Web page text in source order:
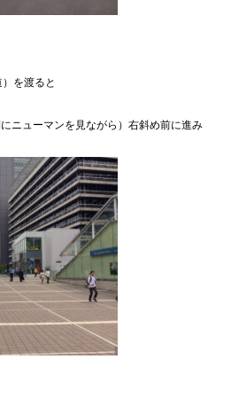
を渡ると
ニューマンを見ながら）右斜め前に進み